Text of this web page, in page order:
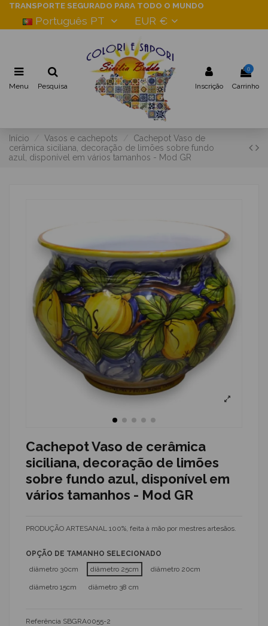
TRANSPORTE SEGURADO PARA TODO O MUNDO
Português PT EUR €
Menu Pesquisa Inscrição
0
Carrinho
Início Vasos e cachepots
Cachepot Vaso de
cerâmica siciliana, decoração de limões sobre fundo
azul, disponível em vários tamanhos - Mod GR
Cachepot Vaso de cerâmica
siciliana, decoração de limões
sobre fundo azul, disponível em
vários tamanhos - Mod GR
PRODUÇÃO ARTESANAL 100%, feita à mão por mestres artesãos.
OPÇÃO DE TAMANHO SELECIONADO
diâmetro 30cm
diâmetro 25cm diâmetro 20cm
diâmetro 15cm diâmetro 38 cm
Referência SBGRA0055-2